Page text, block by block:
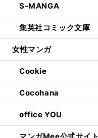
S-MANGA
集英社コミック文庫
女性マンガ
Cookie
Cocohana
office YOU